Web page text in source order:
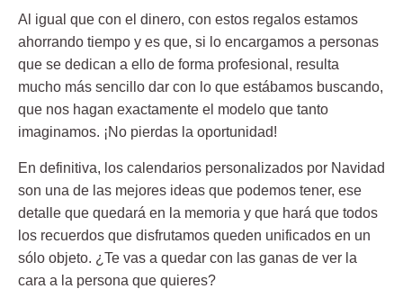
Al igual que con el dinero, con estos regalos estamos
ahorrando tiempo y es que, si lo encargamos a personas
que se dedican a ello de forma profesional , resulta
mucho más sencillo dar con lo que estábamos buscando,
que nos hagan exactamente el modelo que tanto
imaginamos. ¡No pierdas la oportunidad!
En definitiva, los calendarios personalizados por Navidad
son una de las mejores ideas que podemos tener, ese
detalle que quedará en la memoria y que hará que todos
los recuerdos que disfrutamos queden unificados en un
sólo objeto. ¿Te vas a quedar con las ganas de ver la
cara a la persona que quieres?